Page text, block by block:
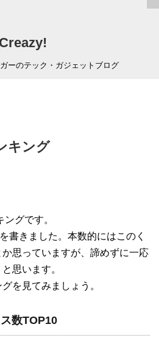
Creazy!
ーのテック・ガジェットブログ
キング
グです。
書きました。本数的にはこのく
思っていますが、諦めずに一応
思います。
を見てみましょう。
数TOP10